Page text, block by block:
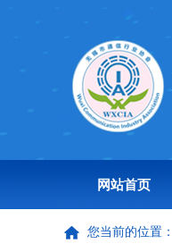
网站首页
您当前的位置：